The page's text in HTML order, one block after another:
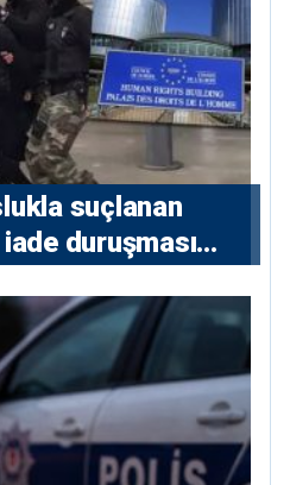
suçlanan
duruşması